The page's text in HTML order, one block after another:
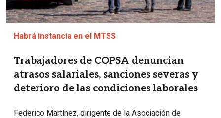
Habrá instancia en el MTSS
Trabajadores de COPSA denuncian
atrasos salariales, sanciones severas y
deterioro de las condiciones laborales
Federico Martínez, dirigente de la Asociación de